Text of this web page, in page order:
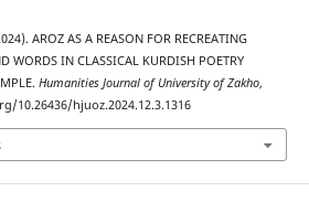
AROZ AS A REASON FOR RECREATING
WORDS IN CLASSICAL KURDISH POETRY
Humanities Journal of University of Zakho,
10.26436/hjuoz.2024.12.3.1316